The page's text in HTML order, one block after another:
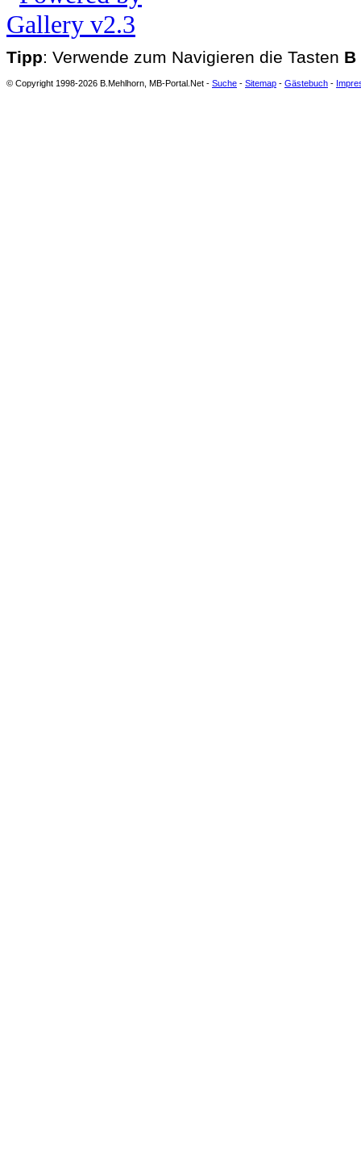
Tipp: Verwende zum Navigieren die Tasten B
© Copyright 1998-2026 B.Mehlhorn, MB-Portal.Net - Suche - Sitemap - Gästebuch -